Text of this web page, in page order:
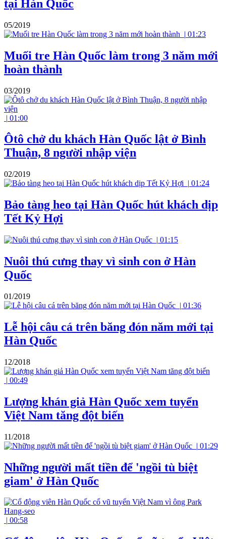
tại Hàn Quốc
05/2019
| 01:23
Muối tre Hàn Quốc làm trong 3 năm mới
hoàn thành
03/2019
| 01:00
Ôtô chở du khách Hàn Quốc lật ở Bình
Thuận, 8 người nhập viện
02/2019
| 01:24
Bảo tàng heo tại Hàn Quốc hút khách dịp
Tết Kỷ Hợi
| 01:15
Nuôi thú cưng thay vì sinh con ở Hàn
Quốc
01/2019
| 01:36
Lễ hội câu cá trên băng đón năm mới tại
Hàn Quốc
12/2018
| 00:49
Lượng khán giả Hàn Quốc xem tuyển
Việt Nam tăng đột biến
11/2018
| 01:29
Những người mất tiền để 'ngồi tù biệt
giam' ở Hàn Quốc
| 00:58